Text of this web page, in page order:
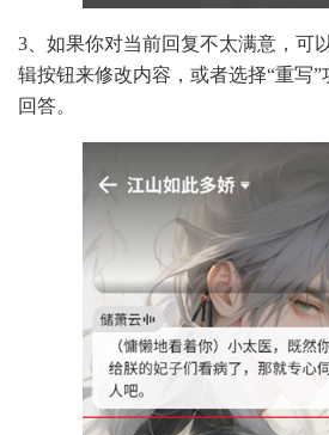
3、如果你对当前回复不太满意，可
辑按钮来修改内容，或者选择“重写
回答。